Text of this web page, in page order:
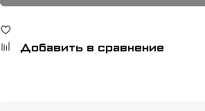
Добавить в сравнение